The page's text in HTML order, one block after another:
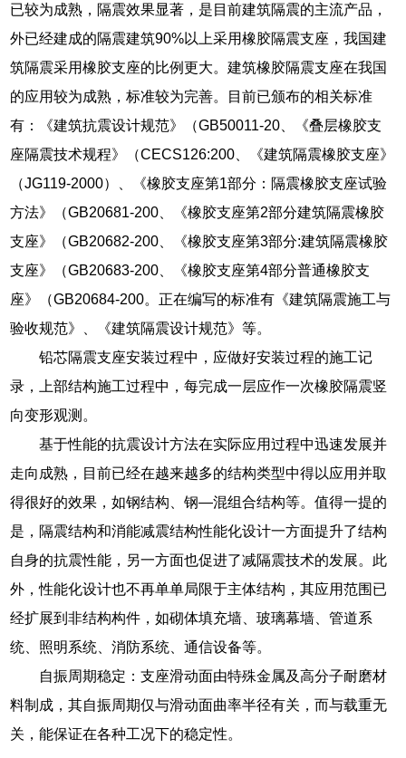
已较为成熟，隔震效果显著，是目前建筑隔震的主流产品，
外已经建成的隔震建筑90%以上采用橡胶隔震支座，我国建
筑隔震采用橡胶支座的比例更大。建筑橡胶隔震支座在我国
的应用较为成熟，标准较为完善。目前已颁布的相关标准
有：《建筑抗震设计规范》（GB50011-20、《叠层橡胶支
座隔震技术规程》（CECS126:200、《建筑隔震橡胶支座》
（JG119-2000）、《橡胶支座第1部分：隔震橡胶支座试验
方法》（GB20681-200、《橡胶支座第2部分建筑隔震橡胶
支座》（GB20682-200、《橡胶支座第3部分:建筑隔震橡胶
支座》（GB20683-200、《橡胶支座第4部分普通橡胶支
座》（GB20684-200。正在编写的标准有《建筑隔震施工与
验收规范》、《建筑隔震设计规范》等。
铅芯隔震支座安装过程中，应做好安装过程的施工记
录，上部结构施工过程中，每完成一层应作一次橡胶隔震竖
向变形观测。
基于性能的抗震设计方法在实际应用过程中迅速发展并
走向成熟，目前已经在越来越多的结构类型中得以应用并取
得很好的效果，如钢结构、钢—混组合结构等。值得一提的
是，隔震结构和消能减震结构性能化设计一方面提升了结构
自身的抗震性能，另一方面也促进了减隔震技术的发展。此
外，性能化设计也不再单单局限于主体结构，其应用范围已
经扩展到非结构构件，如砌体填充墙、玻璃幕墙、管道系
统、照明系统、消防系统、通信设备等。
自振周期稳定：支座滑动面由特殊金属及高分子耐磨材
料制成，其自振周期仅与滑动面曲率半径有关，而与载重无
关，能保证在各种工况下的稳定性。